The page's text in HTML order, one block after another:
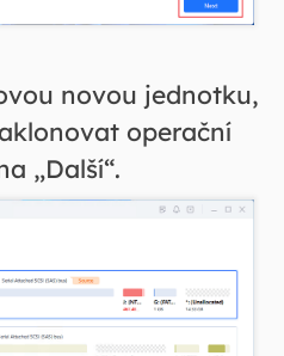
novou jednotku,
operační
„Další“.